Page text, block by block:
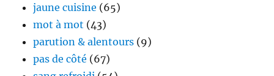
jaune cuisine (65)
mot à mot (43)
parution & alentours (9)
pas de côté (67)